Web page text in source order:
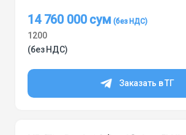
14 760 000сум
1200
(без НДС)
Заказать в ТГ